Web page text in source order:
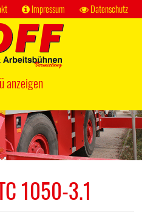
Impressum Datenschutz
anzeigen
1050-3.1